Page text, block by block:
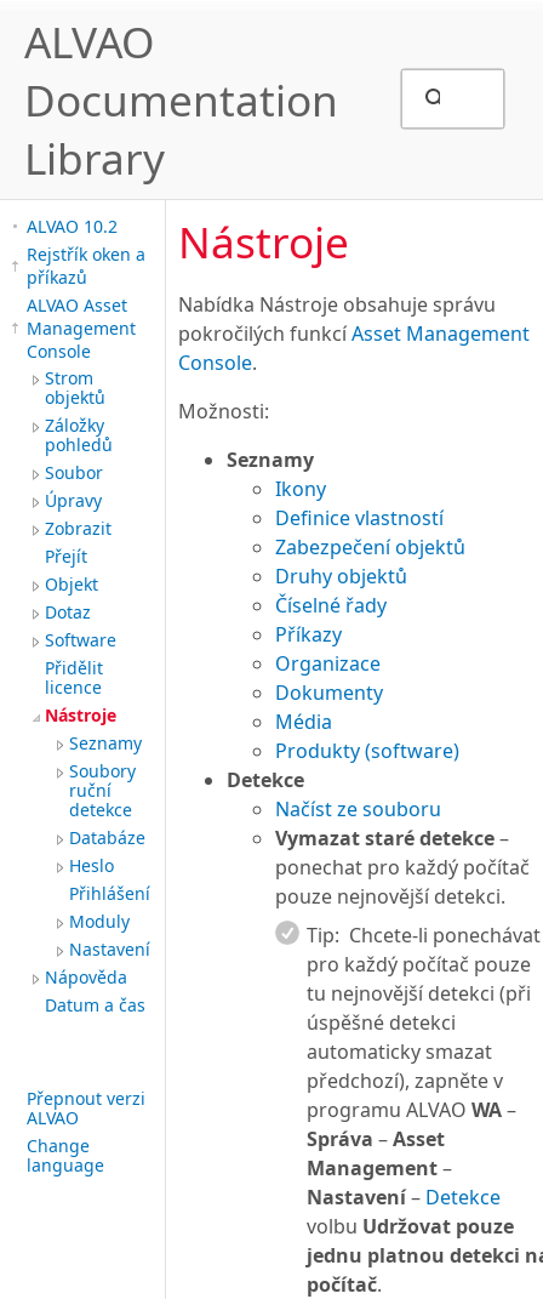
ALVAO
Documentation
Library
ALVAO 10.2
Rejstřík oken a
příkazů
ALVAO Asset
Management
Console
Strom
objektů
Záložky
pohledů
Soubor
Úpravy
Zobrazit
Přejít
Objekt
Dotaz
Software
Přidělit
licence
Nástroje
Seznamy
Soubory
ruční
detekce
Databáze
Heslo
Přihlášení
Moduly
Nastavení
Nápověda
Datum a čas
Přepnout verzi
ALVAO
Change
language
Nástroje
Nabídka Nástroje obsahuje správu
pokročilých funkcíAsset Management
Console.
Možnosti:
Seznamy
Ikony
Definice vlastností
Zabezpečení objektů
Druhy objektů
Číselné řady
Příkazy
Organizace
Dokumenty
Média
Produkty (software)
Detekce
Načíst ze souboru
Vymazat staré detekce–
ponechat pro každý počítač
pouze nejnovější detekci.
Tip: Chcete-li ponechávat
pro každý počítač pouze
tu nejnovější detekci (při
úspěšné detekci
automaticky smazat
předchozí), zapněte v
programu ALVAO WA–
Správa –Asset
Management–
Nastavení– Detekce
volbu Udržovat pouze
jednu platnou detekci
počítač.